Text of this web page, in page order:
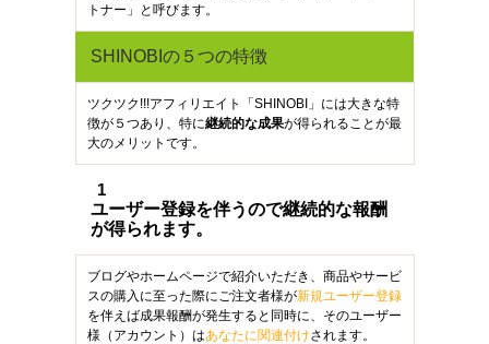
トナー」と呼びます。
SHINOBIの５つの特徴
ツクツク!!!アフィリエイト「SHINOBI」には大きな特
徴が５つあり、特に継続的な成果が得られることが最
大のメリットです。
1
ユーザー登録を伴うので継続的な報酬
が得られます。
ブログやホームページで紹介いただき、商品やサービ
スの購入に至った際にご注文者様が新規ユーザー登録
を伴えば成果報酬が発生すると同時に、そのユーザー
様（アカウント）はあなたに関連付けされます。